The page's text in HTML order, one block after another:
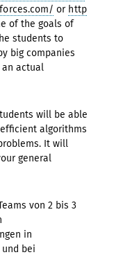
or http
of the goals of
students to
big companies
actual
will be able
algorithms
It will
general
von 2 bis 3
in
bei